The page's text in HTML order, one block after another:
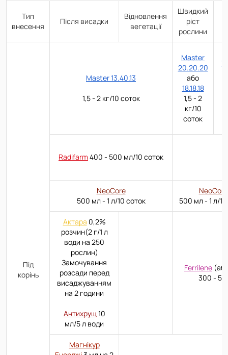
Тип
внесення
Після висадки
Відновлення
вегетації
Швидкий
ріст
рослини
Під
корінь
Master 13.40.13
1,5 - 2 кг/10 соток
Master
20.20.20
або
18.18.18
1,5 - 2
кг/10
соток
Radifarm 400 - 500 мл/10 соток
NeoCore
500 мл - 1 л/10 соток
NeoCore
500 мл - 1 л/
Актара 0,2%
розчин(2 г/1 л
води на 250
рослин)
Замочування
розсади перед
висаджуванням
на 2 години
Антихрущ10
мл/5 л води
Ferrilene
300 -
Магнікур